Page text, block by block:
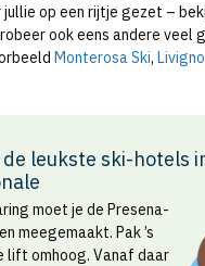
op een rijtje gezet –
ook eens andere veel
Monterosa Ski, Livigno
leukste ski-hotels
moet je de Presena-
meegemaakt. Pak ’s
lift omhoog. Vanaf daar